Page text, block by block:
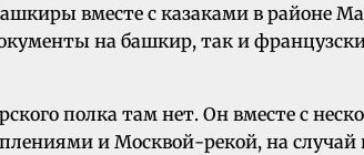
вместе с казаками в районе
на башкир, так и
полка там нет. Он вместе с
и Москвой-рекой, на случай